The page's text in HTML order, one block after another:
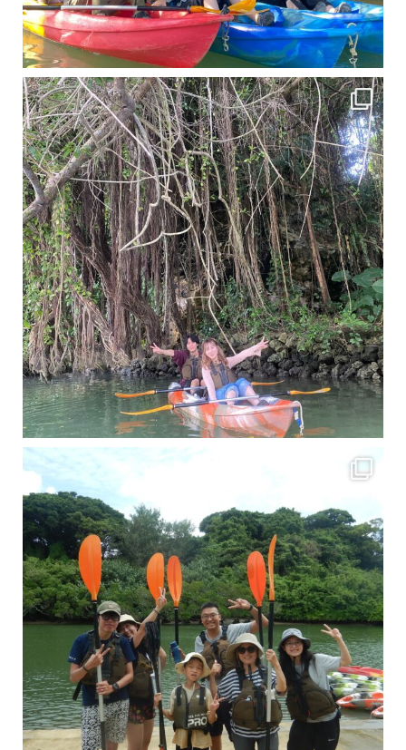
11月となり沖縄も寒くなってきましたが まだまだ沖縄は半袖です
この時期は、修学旅行
梅雨真っ只中の沖縄ですが 今日もカンカンに晴れてくれました！！
今日は満潮だっ